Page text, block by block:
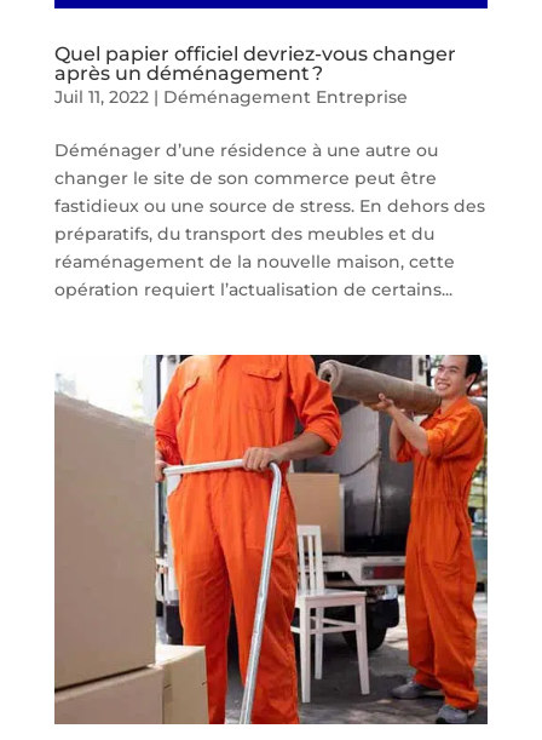
Quel papier officiel devriez-vous changer
après un déménagement ?
Juil 11, 2022 | Déménagement Entreprise
Déménager d’une résidence à une autre ou
changer le site de son commerce peut être
fastidieux ou une source de stress. En dehors des
préparatifs, du transport des meubles et du
réaménagement de la nouvelle maison, cette
opération requiert l’actualisation de certains...